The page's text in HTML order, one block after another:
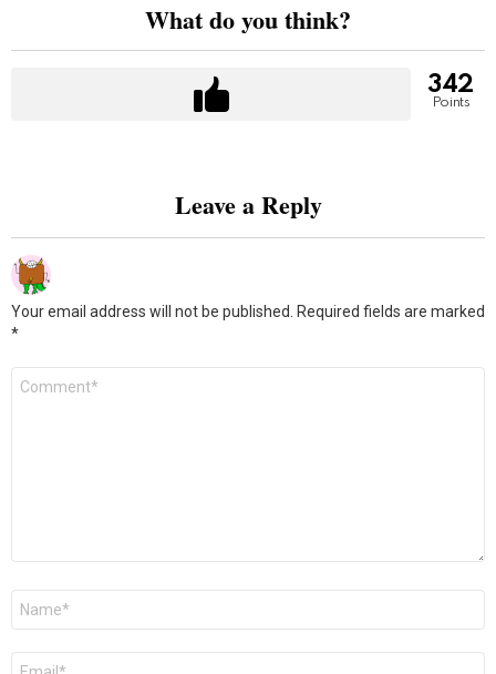
What do you think?
342
Points
Leave a Reply
Your email address will not be published. Required fields are marked
*